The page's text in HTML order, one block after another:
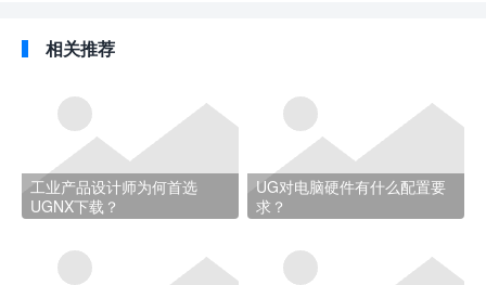
相关推荐
工业产品设计师为何首选
UGNX下载？
UG对电脑硬件有什么配置要
求？